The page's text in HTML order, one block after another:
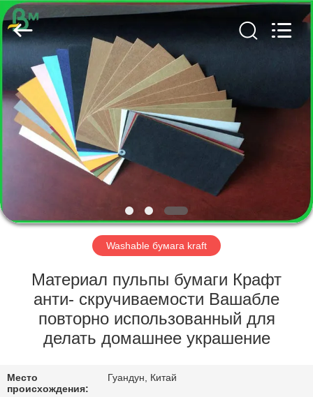
ДОМ
ПРОДУКТЫ
ПУТЕШЕСТВИЕ
ФАБРИКИ
ПРОВЕРКА
КАЧЕСТВА
МЫ
GUANGZHOU
BMPAPER
CO.,
LTD..
All
Washable бумага kraft
Материал пульпы бумаги Крафт
анти- скручиваемости Вашабле
повторно использованный для
делать домашнее украшение
Место
происхождения:
Гуандун, Китай